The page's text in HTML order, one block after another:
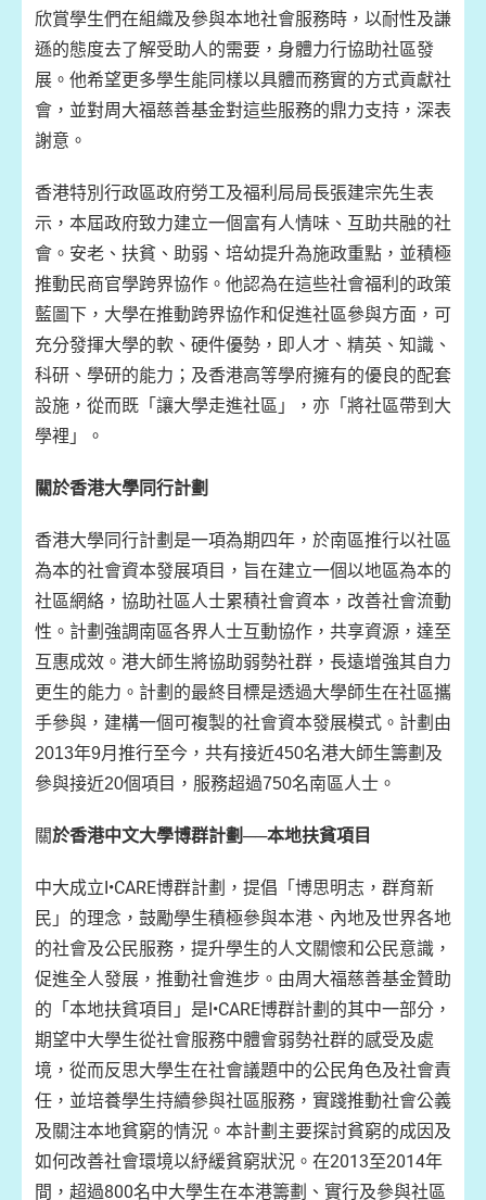
欣賞學生們在組織及參與本地社會服務時，以耐性及謙
遜的態度去了解受助人的需要，身體力行協助社區發
展。他希望更多學生能同樣以具體而務實的方式貢獻社
會，並對周大福慈善基金對這些服務的鼎力支持，深表
謝意。
香港特別行政區政府勞工及福利局局長張建宗先生表
示，本屆政府致力建立一個富有人情味、互助共融的社
會。安老、扶貧、助弱、培幼提升為施政重點，並積極
推動民商官學跨界協作。他認為在這些社會福利的政策
藍圖下，大學在推動跨界協作和促進社區參與方面，可
充分發揮大學的軟、硬件優勢，即人才、精英、知識、
科研、學研的能力；及香港高等學府擁有的優良的配套
設施，從而既「讓大學走進社區」，亦「將社區帶到大
學裡」。
關於香港大學同行計劃
香港大學同行計劃是一項為期四年，於南區推行以社區
為本的社會資本發展項目，旨在建立一個以地區為本的
社區網絡，協助社區人士累積社會資本，改善社會流動
性。計劃強調南區各界人士互動協作，共享資源，達至
互惠成效。港大師生將協助弱勢社群，長遠增強其自力
更生的能力。計劃的最終目標是透過大學師生在社區攜
手參與，建構一個可複製的社會資本發展模式。計劃由
2013年9月推行至今，共有接近450名港大師生籌劃及
參與接近20個項目，服務超過750名南區人士。
關於香港中文大學博群計劃──本地扶貧項目
中大成立I•CARE博群計劃，提倡「博思明志，群育新
民」的理念，鼓勵學生積極參與本港、內地及世界各地
的社會及公民服務，提升學生的人文關懷和公民意識，
促進全人發展，推動社會進步。由周大福慈善基金贊助
的「本地扶貧項目」是I•CARE博群計劃的其中一部分，
期望中大學生從社會服務中體會弱勢社群的感受及處
境，從而反思大學生在社會議題中的公民角色及社會責
任，並培養學生持續參與社區服務，實踐推動社會公義
及關注本地貧窮的情況。本計劃主要探討貧窮的成因及
如何改善社會環境以紓緩貧窮狀況。在2013至2014年
間，超過800名中大學生在本港籌劃、實行及參與社區